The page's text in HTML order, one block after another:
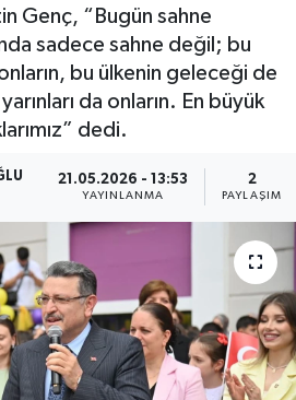
Genç, “Bugün sahne
sadece sahne değil; bu
bu ülkenin geleceği de
da onların. En büyük
dedi.
21.05.2026 - 13:53
YAYINLANMA
2
PAYLAŞIM